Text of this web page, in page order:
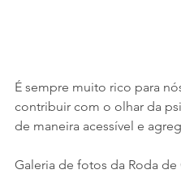
É sempre muito rico para
contribuir com o olhar da
de maneira acessível e
Galeria de fotos da Roda de